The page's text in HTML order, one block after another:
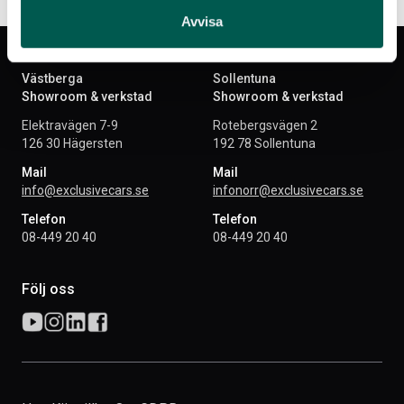
Avvisa
Västberga
Showroom & verkstad
Elektravägen 7-9
126 30 Hägersten
Mail
info@exclusivecars.se
Telefon
08-449 20 40
Sollentuna
Showroom & verkstad
Rotebergsvägen 2
192 78 Sollentuna
Mail
infonorr@exclusivecars.se
Telefon
08-449 20 40
Följ oss